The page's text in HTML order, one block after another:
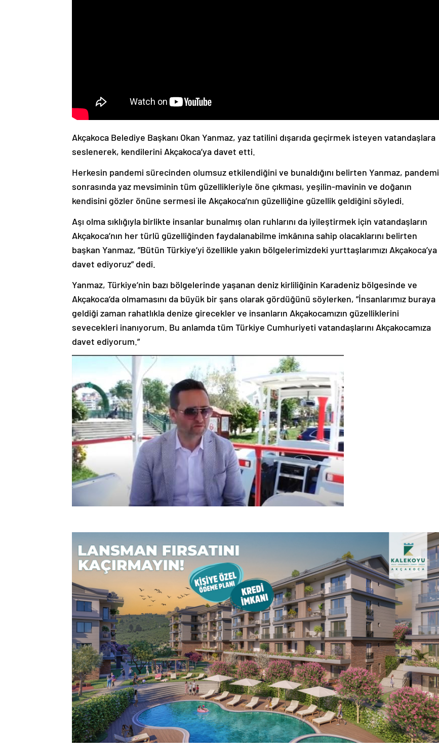
Akçakoca Belediye Başkanı Okan Yanmaz, yaz tatilini dışarıda geçirmek isteyen vatandaşlara
seslenerek, kendilerini Akçakoca’ya davet etti.
Herkesin pandemi sürecinden olumsuz etkilendiğini ve bunaldığını belirten Yanmaz, pandemi
sonrasında yaz mevsiminin tüm güzellikleriyle öne çıkması, yeşilin-mavinin ve doğanın
kendisini gözler önüne sermesi ile Akçakoca’nın güzelliğine güzellik geldiğini söyledi.
Aşı olma sıklığıyla birlikte insanlar bunalmış olan ruhlarını da iyileştirmek için vatandaşların
Akçakoca’nın her türlü güzelliğinden faydalanabilme imkânına sahip olacaklarını belirten
başkan Yanmaz, ”Bütün Türkiye’yi özellikle yakın bölgelerimizdeki yurttaşlarımızı Akçakoca’ya
davet ediyoruz” dedi.
Yanmaz, Türkiye’nin bazı bölgelerinde yaşanan deniz kirliliğinin Karadeniz bölgesinde ve
Akçakoca’da olmamasını da büyük bir şans olarak gördüğünü söylerken, ”İnsanlarımız buraya
geldiği zaman rahatlıkla denize girecekler ve insanların Akçakocamızın güzelliklerini
sevecekleri inanıyorum. Bu anlamda tüm Türkiye Cumhuriyeti vatandaşlarını Akçakocamıza
davet ediyorum.”